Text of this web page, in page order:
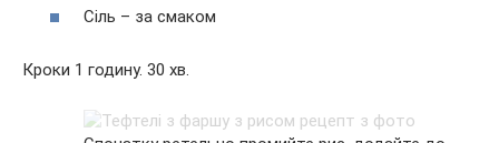
Сіль – за смаком
Кроки 1 годину. 30 хв.